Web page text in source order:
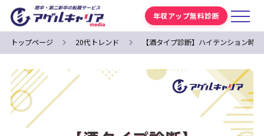
年収アップ無料診断
トップページ 20代トレンド 【酒タイプ診断】ハイテンション時